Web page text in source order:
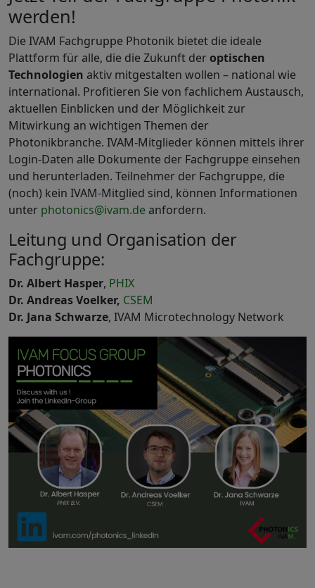
werden!
Die IVAM Fachgruppe Photonik bietet die ideale
Plattform für alle, die die Zukunft deroptischen
Technologien aktiv mitgestalten wollen – national wie
international. Profitieren Sie von fachlichem Austausch,
aktuellen Einblicken und der Möglichkeit zur
Mitwirkung an wichtigen Themen der
Photonikbranche. IVAM-Mitglieder können mittels ihrer
Login-Daten alle Dokumente der Fachgruppe einsehen
und herunterladen. Teilnehmer der Fachgruppe, die
(noch) kein IVAM-Mitglied sind, können Informationen
unter photonics@ivam.de anfordern.
Leitung und Organisation der
Fachgruppe:
Dr. Albert Hasper, PHIX
Dr. Andreas Voelker, CSEM
Dr. Jana Schwarze, IVAM Microtechnology Network